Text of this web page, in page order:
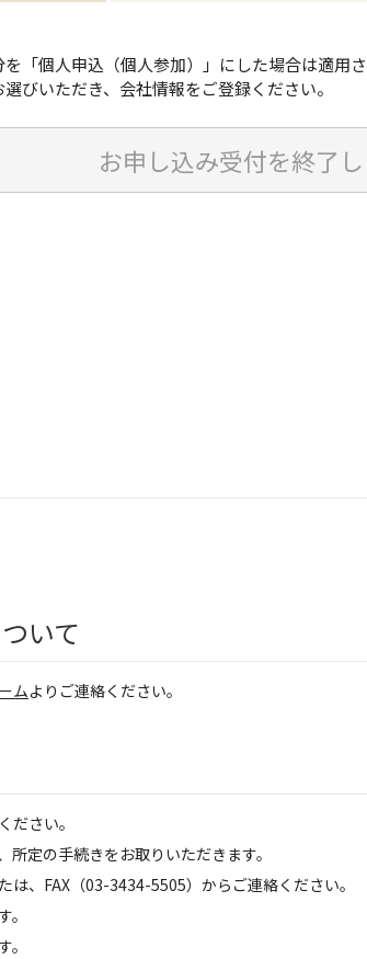
「個人申込（個人参加）」にした場合は適用さ
びいただき、会社情報をご登録ください。
お申し込み受付を終了し
いて
ムよりご連絡ください。
さい。
定の手続きをお取りいただきます。
は、FAX（03-3434-5505）からご連絡ください。